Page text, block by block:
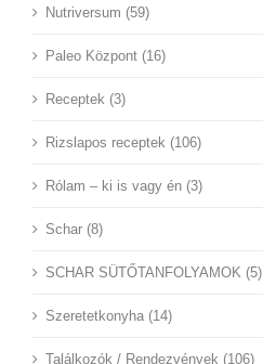
Nutriversum (59)
Paleo Központ (16)
Receptek (3)
Rizslapos receptek (106)
Rólam – ki is vagy én (3)
Schar (8)
SCHAR SÜTŐTANFOLYAMOK (5)
Szeretetkonyha (14)
Találkozók / Rendezvények (106)